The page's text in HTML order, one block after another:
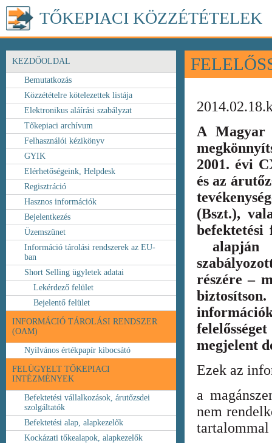
TŐKEPIACI KÖZZÉTÉTELEK
KEZDŐOLDAL
Bemutatkozás
Közzétételre kötelezettek listája
Elektronikus aláírási szabályzat
Tőkepiaci archívum
Felhasználói kézikönyv
GYIK
Elérhetőségeink, Helpdesk
Regisztráció
Hasznos információk
Bejelentkezés
Üzemszünet
Információ tárolási rendszerek az EU-
ban
Short Selling ügyletek adatai
Lekérdező felület
Bejelentő felület
INFORMÁCIÓ TÁROLÁSI RENDSZER
(OAM)
Nyilvános értékpapír kibocsátó
FELÜGYELT TŐKEPIACI
INTÉZMÉNYEK
Befektetési vállalkozások, árutőzsdei
szolgáltatók
Befektetési alap, alapkezelők
Kockázati tőkealapok, alapkezelők
A Magyar
2001. évi
és az
(Bszt.),
alapján
részére –
megjelent
Ezek az
a
nem